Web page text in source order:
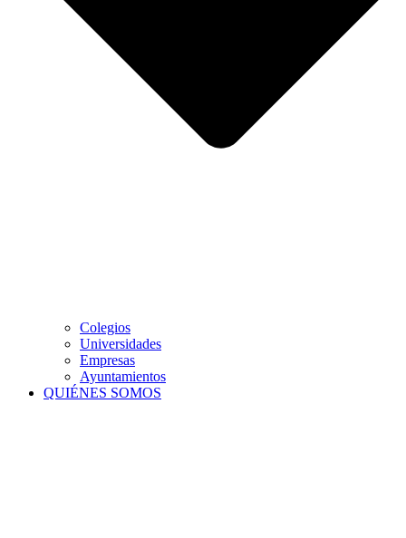
Colegios
Universidades
Empresas
Ayuntamientos
QUIÉNES SOMOS